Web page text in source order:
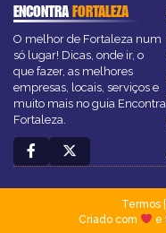
ENCONTRAFORTALEZA
O melhor de Fortaleza num
só lugar! Dicas, onde ir, o
que fazer, as melhores
empresas, locais, serviços e
muito mais no guia Encontra
Fortaleza.
Termos|
Criado com
e